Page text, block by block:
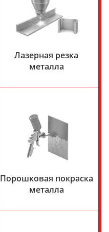
Лазерная резка
металла
Порошковая покраска
металла